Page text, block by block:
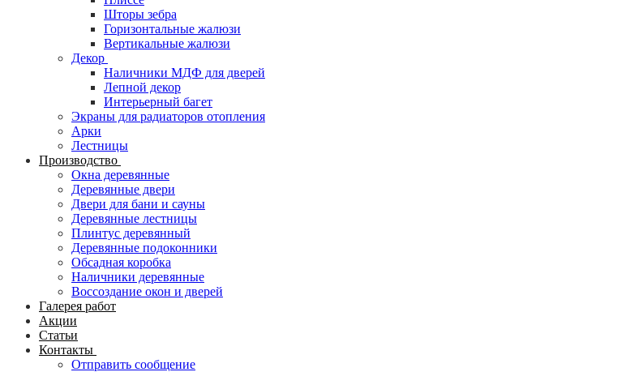
Шторы зебра
Горизонтальные жалюзи
Вертикальные жалюзи
Декор
Наличники МДФ для дверей
Лепной декор
Интерьерный багет
Экраны для радиаторов отопления
Арки
Лестницы
Производство
Окна деревянные
Деревянные двери
Двери для бани и сауны
Деревянные лестницы
Плинтус деревянный
Деревянные подоконники
Обсадная коробка
Наличники деревянные
Воссоздание окон и дверей
Галерея работ
Акции
Статьи
Контакты
Отправить сообщение